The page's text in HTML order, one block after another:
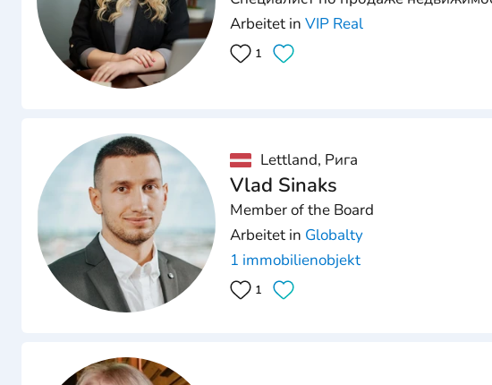
Arbeitet in VIP Real
1
Lettland, Рига
Vlad Sinaks
Member of the Board
Arbeitet in Globalty
1 immobilienobjekt
1